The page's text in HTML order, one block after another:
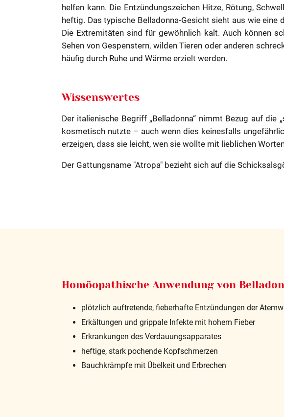
helfen kann. Die Entzündungszeichen Hitze, Rötung,
heftig. Das typische Belladonna-Gesicht sieht aus wie
Die Extremitäten sind für gewöhnlich kalt. Auch können
Sehen von Gespenstern, wilden Tieren oder anderen
häufig durch Ruhe und Wärme erzielt werden.
Wissenswertes
Der italienische Begriff „Belladonna“ nimmt Bezug auf
kosmetisch nutzte – auch wenn dies keinesfalls
erzeigen, dass sie leicht, wen sie wollte mit lieblichen
Der Gattungsname "Atropa" bezieht sich auf die
Homöopathische Anwendung von
plötzlich auftretende, fieberhafte Entzündungen der
Erkältungen und grippale Infekte mit hohem Fieber
Erkrankungen des Verdauungsapparates
heftige, stark pochende Kopfschmerzen
Bauchkrämpfe mit Übelkeit und Erbrechen